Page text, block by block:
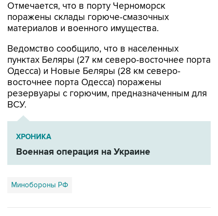
Отмечается, что в порту Черноморск
поражены склады горюче-смазочных
материалов и военного имущества.
Ведомство сообщило, что в населенных
пунктах Беляры (27 км северо-восточнее порта
Одесса) и Новые Беляры (28 км северо-
восточнее порта Одесса) поражены
резервуары с горючим, предназначенным для
ВСУ.
ХРОНИКА
Военная операция на Украине
Минобороны РФ